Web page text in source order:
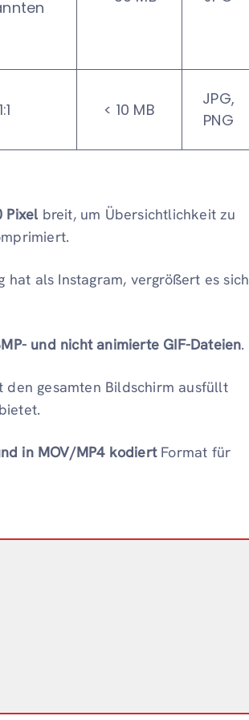
1:1 < 10 MB
JPG,
PNG
Pixel breit, um Übersichtlichkeit zu
als Instagram, vergrößert es sich
und nicht animierte GIF-Dateien.
den gesamten Bildschirm ausfüllt
in MOV/MP4 kodiertFormat für